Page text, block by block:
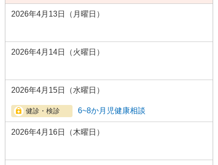
2026年4月13日（月曜日）
2026年4月14日（火曜日）
2026年4月15日（水曜日）
6~8か月児健康相談
2026年4月16日（木曜日）